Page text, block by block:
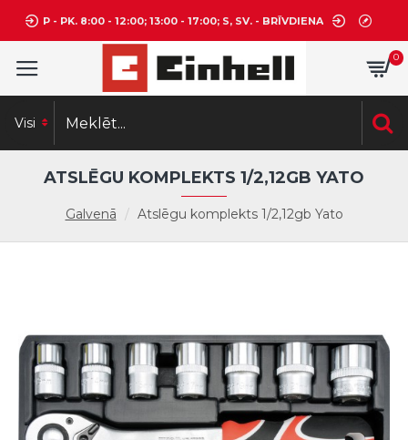
P - PK. 8:00 - 12:00; 13:00 - 17:00; S, SV. - BRĪVDIENA
0
Visi
Galvenā Atslēgu komplekts 1/2,12gb Yato
ATSLĒGU KOMPLEKTS 1/2,12GB YATO